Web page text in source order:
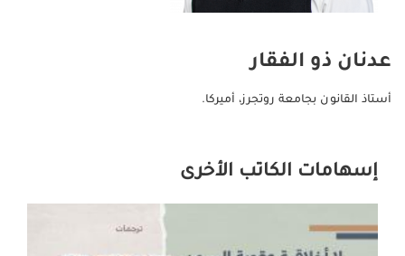
عدنان ذو الفقار
أستاذ القانون بجامعة روتجرز، أميركا.
إسهامات الكاتب الأخرى